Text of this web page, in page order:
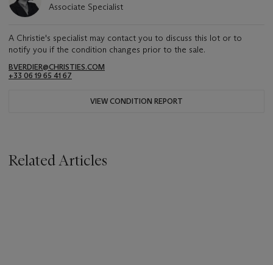
Associate Specialist
A Christie's specialist may contact you to discuss this lot or to
notify you if the condition changes prior to the sale.
BVERDIER@CHRISTIES.COM
+33 06 19 65 41 67
VIEW CONDITION REPORT
Related Articles